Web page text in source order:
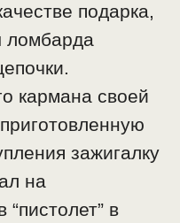
подарка,
ломбарда
кармана своей
зажигалку
на
в